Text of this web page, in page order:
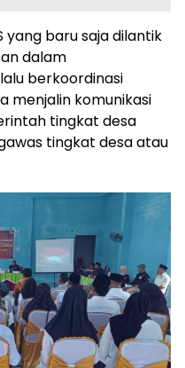
yang baru saja dilantik
dalam
berkoordinasi
menjalin komunikasi
tingkat desa
tingkat desa atau